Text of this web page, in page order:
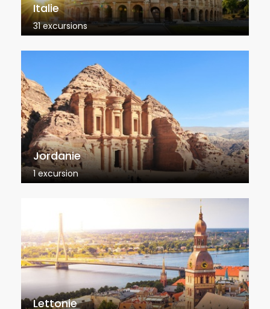
Italie
31 excursions
Jordanie
1 excursion
Lettonie